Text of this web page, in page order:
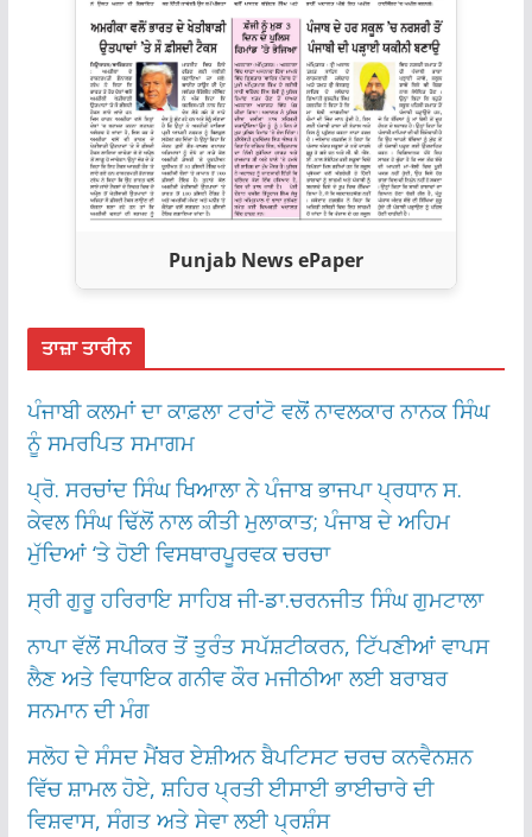
Punjab News ePaper
ਤਾਜ਼ਾ ਤਾਰੀਨ
ਪੰਜਾਬੀ ਕਲਮਾਂ ਦਾ ਕਾਫ਼ਲਾ ਟਰਾਂਟੋ ਵਲੋਂ ਨਾਵਲਕਾਰ ਨਾਨਕ ਸਿੰਘ
ਨੂੰ ਸਮਰਪਿਤ ਸਮਾਗਮ
ਪ੍ਰੋ. ਸਰਚਾਂਦ ਸਿੰਘ ਖਿਆਲਾ ਨੇ ਪੰਜਾਬ ਭਾਜਪਾ ਪ੍ਰਧਾਨ ਸ.
ਕੇਵਲ ਸਿੰਘ ਢਿੱਲੋਂ ਨਾਲ ਕੀਤੀ ਮੁਲਾਕਾਤ; ਪੰਜਾਬ ਦੇ ਅਹਿਮ
ਮੁੱਦਿਆਂ ‘ਤੇ ਹੋਈ ਵਿਸਥਾਰਪੂਰਵਕ ਚਰਚਾ
ਸ੍ਰੀ ਗੁਰੂ ਹਰਿਰਾਇ ਸਾਹਿਬ ਜੀ-ਡਾ.ਚਰਨਜੀਤ ਸਿੰਘ ਗੁਮਟਾਲਾ
ਨਾਪਾ ਵੱਲੋਂ ਸਪੀਕਰ ਤੋਂ ਤੁਰੰਤ ਸਪੱਸ਼ਟੀਕਰਨ, ਟਿੱਪਣੀਆਂ ਵਾਪਸ
ਲੈਣ ਅਤੇ ਵਿਧਾਇਕ ਗਨੀਵ ਕੌਰ ਮਜੀਠੀਆ ਲਈ ਬਰਾਬਰ
ਸਨਮਾਨ ਦੀ ਮੰਗ
ਸਲੋਹ ਦੇ ਸੰਸਦ ਮੈਂਬਰ ਏਸ਼ੀਅਨ ਬੈਪਟਿਸਟ ਚਰਚ ਕਨਵੈਨਸ਼ਨ
ਵਿੱਚ ਸ਼ਾਮਲ ਹੋਏ, ਸ਼ਹਿਰ ਪ੍ਰਤੀ ਈਸਾਈ ਭਾਈਚਾਰੇ ਦੀ
ਵਿਸ਼ਵਾਸ, ਸੰਗਤ ਅਤੇ ਸੇਵਾ ਲਈ ਪ੍ਰਸ਼ੰਸ